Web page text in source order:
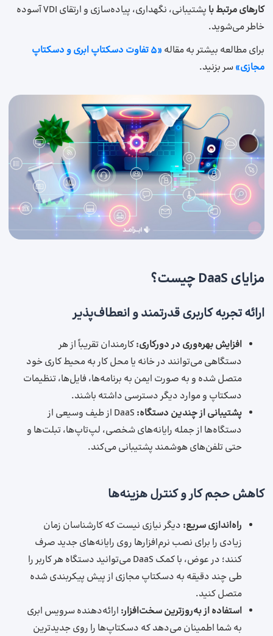
کارهای مرتبط با
پشتیبانی، نگهداری، پیاده‌سازی و ارتقای VDI آسوده
خاطر می‌شوید.
برای مطالعه بیشتر به مقاله
«۵ تفاوت دسکتاپ ابری و دسکتاپ
مجازی»سر بزنید.
مزایای DaaS چیست؟
ارائه تجربه کاربری قدرتمند و انعطاف‌پذیر
افزایش بهره‌وری در دورکاری:کارمندان تقریباً از هر
دستگاهی می‌توانند در خانه یا محل کار به محیط کاری خود
متصل شده و به‌ صورت ایمن به برنامه‌ها، فایل‌ها، تنظیمات
دسکتاپ و موارد دیگر دسترسی داشته باشند.
پشتیبانی از چندین دستگاه:
DaaS از طیف وسیعی از
دستگاه‌ها از جمله رایانه‌های شخصی، لپ‌تاپ‌ها، تبلت‌ها و
حتی تلفن‌های هوشمند پشتیبانی می‌کند.
کاهش حجم کار و کنترل هزینه‌ها
راه‌اندازی سریع: دیگر نیازی نیست که کارشناسان زمان
زیادی را برای نصب نرم‌افزارها روی رایانه‌های جدید صرف
کنند؛ در عوض، با کمک DaaS می‌توانید دستگاه هر کاربر را
طی چند دقیقه به دسکتاپ مجازی از پیش پیکربندی شده
متصل کنید.
استفاده از به‌روزترین سخت‌افزار: ارائه‌دهنده سرویس ابری
به شما اطمینان می‌دهد که دسکتاپ‌ها را روی جدیدترین